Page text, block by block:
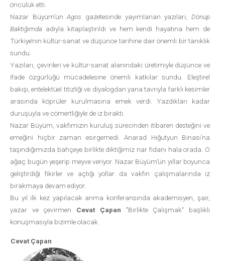
öncülük etti.
Nazar Büyüm’ünAgos gazetesinde yayımlanan yazıları,Dönüp
Baktığımda adıyla kitaplaştırıldı ve hem kendi hayatına hem de
Türkiye’nin kültür-sanat ve düşünce tarihine dair önemli bir tanıklık
sundu.
Yazıları, çevirileri ve kültür-sanat alanındaki üretimiyle düşünce ve
ifade özgürlüğü mücadelesine önemli katkılar sundu. Eleştirel
bakışı, entelektüel titizliği ve diyalogdan yana tavrıyla farklı kesimler
arasında köprüler kurulmasına emek verdi. Yazdıkları kadar
duruşuyla ve cömertliğiyle de iz bıraktı.
Nazar Büyüm, vakfımızın kuruluş sürecinden itibaren desteğini ve
emeğini hiçbir zaman esirgemedi. Anarad Hığutyun Binası’na
taşındığımızda bahçeye birlikte diktiğimiz nar fidanı hala orada. O
ağaç bugün yeşerip meyve veriyor. Nazar Büyüm’ün yıllar boyunca
geliştirdiği fikirler ve açtığı yollar da vakfın çalışmalarında iz
bırakmaya devam ediyor.
Bu yıl ilk kez yapılacak anma konferansında akademisyen, şair,
yazar ve çevirmen Cevat Çapan "Birlikte Çalışmak" başlıklı
konuşmasıyla bizimle olacak.
Cevat Çapan